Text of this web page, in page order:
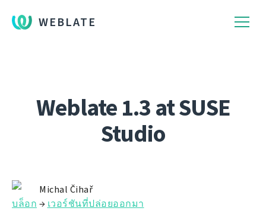
WEBLATE
Weblate 1.3 at SUSE
Studio
Michal Čihař
บล็อก → เวอร์ชันที่ปล่อยออกมา